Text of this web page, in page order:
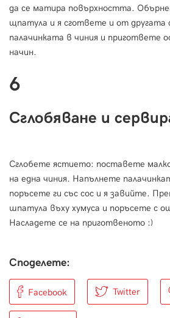
да се матира повърхността.
щпатула и я сгответе и от другата
палачинката в чиния и пригответе
начин.
6
Сглобяване и
Сглобете ястието: поставете
на една чиния. Напълнете
поръсете ги със сос и я завийте.
шпатула въху хумуса и поръсете с
Насладете се на приготвеното :)
Споделете:
Facebook Twitter